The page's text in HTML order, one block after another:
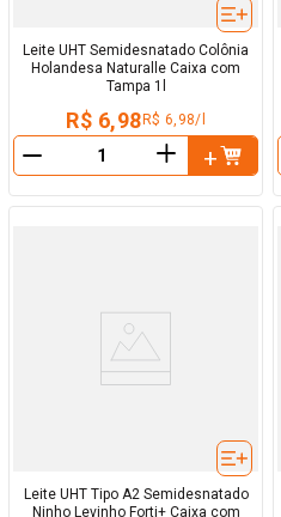
Leite UHT Semidesnatado Colônia
Holandesa Naturalle Caixa com
Tampa 1l
R$ 6,98 R$ 6,98/l
＋
Leite UHT Tipo A2 Semidesnatado
Ninho Levinho Forti+ Caixa com